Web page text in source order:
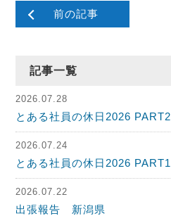
前の記事
記事一覧
2026.07.28
とある社員の休日2026 PART2
2026.07.24
とある社員の休日2026 PART1
2026.07.22
出張報告 新潟県